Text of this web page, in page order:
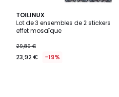
TOILINUX
Lot de 3 ensembles de 2 stickers
effet mosaïque
29,89 €
23,92 € -19%